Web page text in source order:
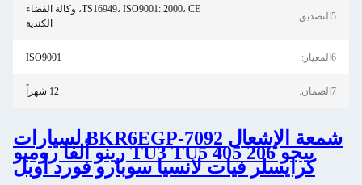
5التصديق:
TS16949، ISO9001: 2000، CE، وكالة الفضاء
الكندية
6المعيار: ISO9001
7الضمان: 12 شهراً
شمعة الإشعال BKR6EGP-7092 لسيارات
بيجو 206 TU3 TU5 405 رينو ألفا روميو
كرايسلر فيات لانسيا سوبارو فورد أوبل